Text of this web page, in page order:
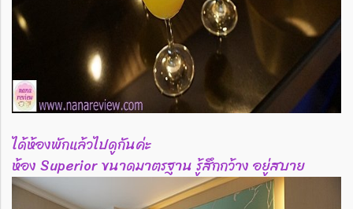
ได้ห้องพักแล้วไปดูกันค่ะ
ห้อง Superior ขนาดมาตรฐาน รู้สึกกว้าง อยู่สบาย